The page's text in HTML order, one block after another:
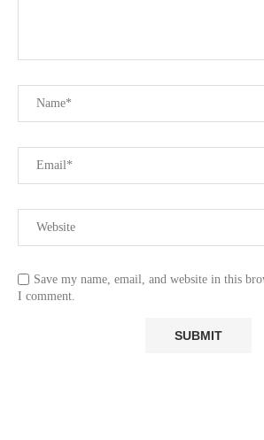
Save my name, email, and website in this
I comment.